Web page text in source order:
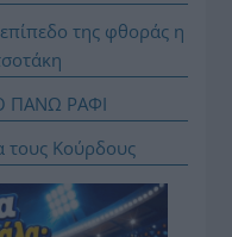
της φθοράς η
ΠΑΝΩ ΡΑΦΙ
τους Κούρδους